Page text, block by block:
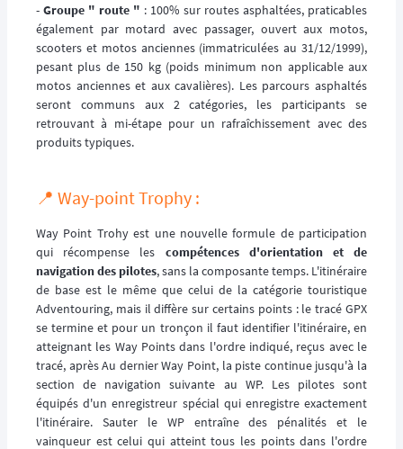
- Groupe " route " : 100% sur routes asphaltées, praticables
également par motard avec passager, ouvert aux motos,
scooters et motos anciennes (immatriculées au 31/12/1999),
pesant plus de 150 kg (poids minimum non applicable aux
motos anciennes et aux cavalières). Les parcours asphaltés
seront communs aux 2 catégories, les participants se
retrouvant à mi-étape pour un rafraîchissement avec des
produits typiques.
📍 Way-point Trophy :
Way Point Trohy est une nouvelle formule de participation
qui récompense les compétences d'orientation et de
navigation des pilotes, sans la composante temps. L'itinéraire
de base est le même que celui de la catégorie touristique
Adventouring, mais il diffère sur certains points : le tracé GPX
se termine et pour un tronçon il faut identifier l'itinéraire, en
atteignant les Way Points dans l'ordre indiqué, reçus avec le
tracé, après Au dernier Way Point, la piste continue jusqu'à la
section de navigation suivante au WP. Les pilotes sont
équipés d'un enregistreur spécial qui enregistre exactement
l'itinéraire. Sauter le WP entraîne des pénalités et le
vainqueur est celui qui atteint tous les points dans l'ordre